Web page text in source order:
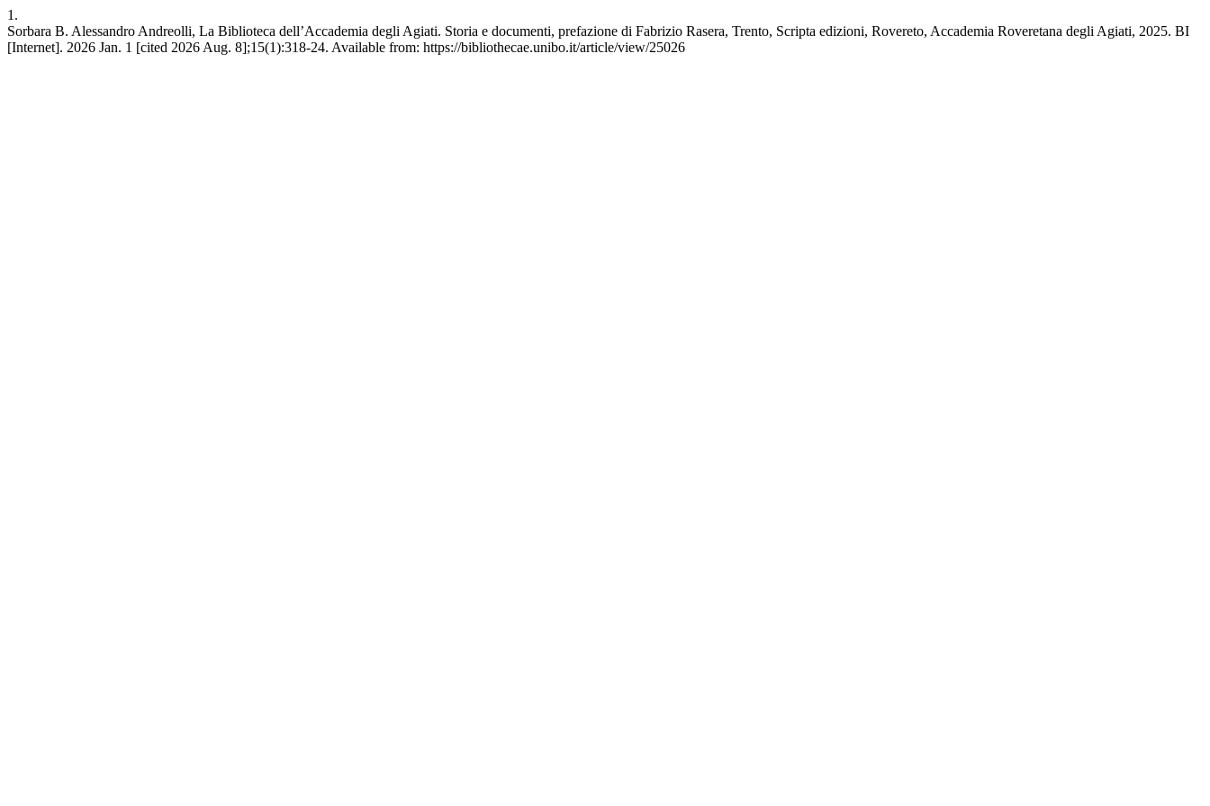
1.
Sorbara B. Alessandro Andreolli, La Biblioteca dell’Accademia degli Agiati. Storia e documenti, prefazione di Fabrizio Rasera, Trento, Scripta edizioni, Rovereto, Accademia Roveretana degli Agiati, 2025. BI
[Internet]. 2026 Jan. 1 [cited 2026 Aug. 8];15(1):318-24. Available from: https://bibliothecae.unibo.it/article/view/25026